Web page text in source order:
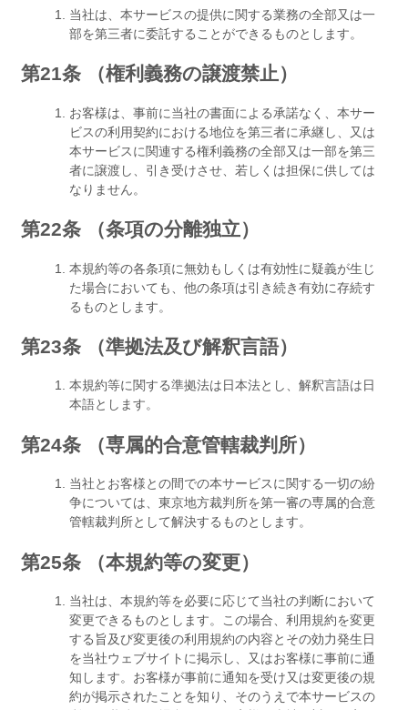
当社は、本サービスの提供に関する業務の全部又は一
部を第三者に委託することができるものとします。
第21条 （権利義務の譲渡禁止）
お客様は、事前に当社の書面による承諾なく、本サー
ビスの利用契約における地位を第三者に承継し、又は
本サービスに関連する権利義務の全部又は一部を第三
者に譲渡し、引き受けさせ、若しくは担保に供しては
なりません。
第22条 （条項の分離独立）
本規約等の各条項に無効もしくは有効性に疑義が生じ
た場合においても、他の条項は引き続き有効に存続す
るものとします。
第23条 （準拠法及び解釈言語）
本規約等に関する準拠法は日本法とし、解釈言語は日
本語とします。
第24条 （専属的合意管轄裁判所）
当社とお客様との間での本サービスに関する一切の紛
争については、東京地方裁判所を第一審の専属的合意
管轄裁判所として解決するものとします。
第25条 （本規約等の変更）
当社は、本規約等を必要に応じて当社の判断において
変更できるものとします。この場合、利用規約を変更
する旨及び変更後の利用規約の内容とその効力発生日
を当社ウェブサイトに掲示し、又はお客様に事前に通
知します。お客様が事前に通知を受け又は変更後の規
約が掲示されたことを知り、そのうえで本サービスの